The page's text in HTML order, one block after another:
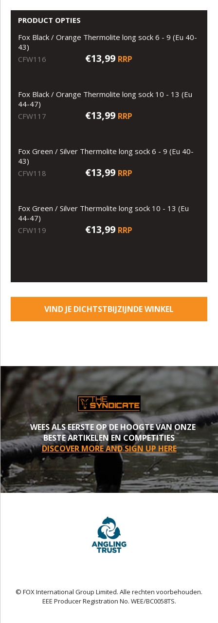
PRODUCT OPTIES
Fox Black / Orange Thermolite long sock 6 - 9 (Eu 40-
43)
CFW116
€13,99 RRP
Fox Black / Orange Thermolite long sock 10 - 13 (Eu
44-47)
CFW117
€13,99 RRP
Fox Green / Silver Thermolite long sock 6 - 9 (Eu 40-
43)
CFW118
€13,99 RRP
Fox Green / Silver Thermolite long sock 10 - 13 (Eu
44-47)
CFW119
€13,99 RRP
VIND JE DICHTSTBIJZIJNDE WINKEL
WEES ALS EERSTE OP DE HOOGTE VAN ONZE
BESTE ARTIKELEN EN COMPETITIES
DISCOVER MORE AND SIGN UP HERE
© FOX International Group Limited. Alle rechten voorbehouden.
EEE Producer Registration No. WEE/BC0058TS.